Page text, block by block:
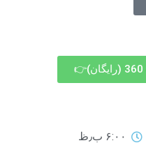
۶:۰۰ ب٫ظ